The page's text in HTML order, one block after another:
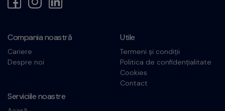
Compania noastră
Cariere
Despre noi
Serviciile noastre
Utile
Termeni și condiții
Politica de confidențialitate
Cookies
Contact